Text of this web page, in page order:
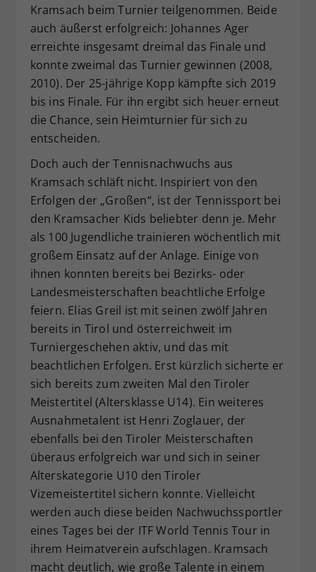
Kramsach beim Turnier teilgenommen. Beide
auch äußerst erfolgreich: Johannes Ager
erreichte insgesamt dreimal das Finale und
konnte zweimal das Turnier gewinnen (2008,
2010). Der 25-jährige Kopp kämpfte sich 2019
bis ins Finale. Für ihn ergibt sich heuer erneut
die Chance, sein Heimturnier für sich zu
entscheiden.
Doch auch der Tennisnachwuchs aus
Kramsach schläft nicht. Inspiriert von den
Erfolgen der „Großen“, ist der Tennissport bei
den Kramsacher Kids beliebter denn je. Mehr
als 100 Jugendliche trainieren wöchentlich mit
großem Einsatz auf der Anlage. Einige von
ihnen konnten bereits bei Bezirks- oder
Landesmeisterschaften beachtliche Erfolge
feiern. Elias Greil ist mit seinen zwölf Jahren
bereits in Tirol und österreichweit im
Turniergeschehen aktiv, und das mit
beachtlichen Erfolgen. Erst kürzlich sicherte er
sich bereits zum zweiten Mal den Tiroler
Meistertitel (Altersklasse U14). Ein weiteres
Ausnahmetalent ist Henri Zoglauer, der
ebenfalls bei den Tiroler Meisterschaften
überaus erfolgreich war und sich in seiner
Alterskategorie U10 den Tiroler
Vizemeistertitel sichern konnte. Vielleicht
werden auch diese beiden Nachwuchssportler
eines Tages bei der ITF World Tennis Tour in
ihrem Heimatverein aufschlagen. Kramsach
macht deutlich, wie große Talente in einem